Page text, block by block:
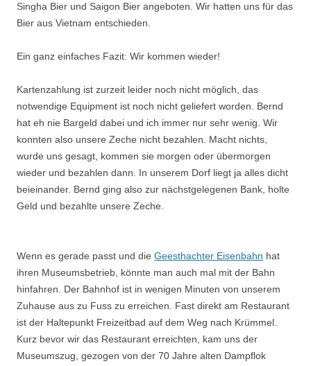
Singha Bier und Saigon Bier angeboten. Wir hatten uns für das
Bier aus Vietnam entschieden.
Ein ganz einfaches Fazit: Wir kommen wieder!
Kartenzahlung ist zurzeit leider noch nicht möglich, das
notwendige Equipment ist noch nicht geliefert worden. Bernd
hat eh nie Bargeld dabei und ich immer nur sehr wenig. Wir
konnten also unsere Zeche nicht bezahlen. Macht nichts,
wurde uns gesagt, kommen sie morgen oder übermorgen
wieder und bezahlen dann. In unserem Dorf liegt ja alles dicht
beieinander. Bernd ging also zur nächstgelegenen Bank, holte
Geld und bezahlte unsere Zeche.
Wenn es gerade passt und die Geesthachter Eisenbahn hat
ihren Museumsbetrieb, könnte man auch mal mit der Bahn
hinfahren. Der Bahnhof ist in wenigen Minuten von unserem
Zuhause aus zu Fuss zu erreichen. Fast direkt am Restaurant
ist der Haltepunkt Freizeitbad auf dem Weg nach Krümmel.
Kurz bevor wir das Restaurant erreichten, kam uns der
Museumszug, gezogen von der 70 Jahre alten Dampflok